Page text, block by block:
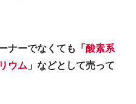
ナーでなくても「酸素系
ウム 」などとして売って